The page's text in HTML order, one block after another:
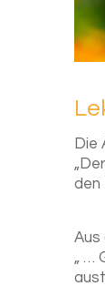
Die
den
Aus
„ …